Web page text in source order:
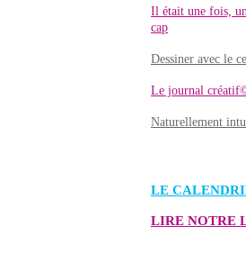
Il était une fois,
cap
Dessiner avec le
Le journal
Naturellement
LE
LIRE NOTRE